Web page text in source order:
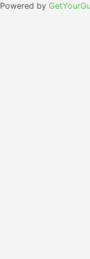
Powered by